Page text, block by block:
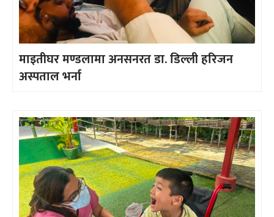
माइतीघर मण्डलामा अनसनरत डा. डिल्ली हरिजन
अस्पताल भर्ना